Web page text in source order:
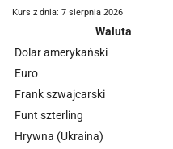
Kurs z dnia: 7 sierpnia 2026
Waluta
Dolar amerykański
Euro
Frank szwajcarski
Funt szterling
Hrywna (Ukraina)